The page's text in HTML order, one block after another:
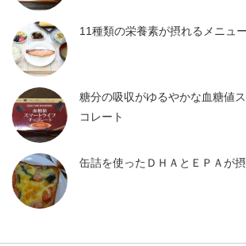
11種類の栄養素が摂れるメニュ
糖分の吸収がゆるやかな血糖値
コレート
缶詰を使ったＤＨＡとＥＰＡが